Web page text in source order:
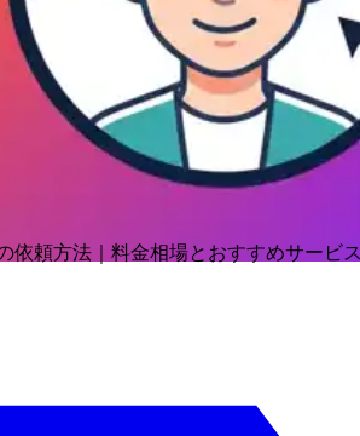
依頼方法｜料金相場とおすすめサービス